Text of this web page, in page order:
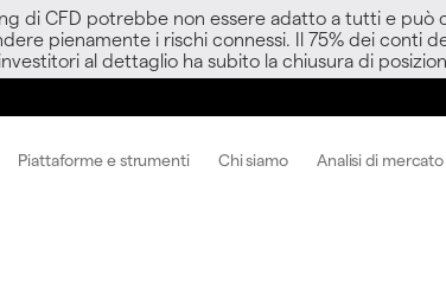
di CFD potrebbe non essere adatto a tutti e
pienamente i rischi connessi. Il 75% dei
al dettaglio ha subito la chiusura di
Piattaforme e strumenti Chi siamo Analisi di mercato